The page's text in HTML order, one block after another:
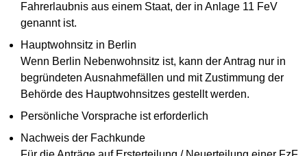
Fahrerlaubnis aus einem Staat, der in Anlage 11 FeV
genannt ist.
Hauptwohnsitz in Berlin
Wenn Berlin Nebenwohnsitz ist, kann der Antrag nur in
begründeten Ausnahmefällen und mit Zustimmung der
Behörde des Hauptwohnsitzes gestellt werden.
Persönliche Vorsprache ist erforderlich
Nachweis der Fachkunde